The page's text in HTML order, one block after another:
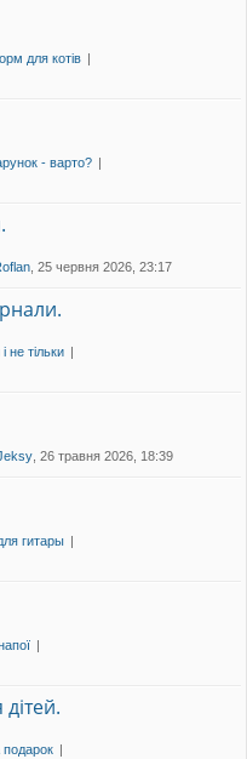
для котів
- варто?
, 25 червня 2026, 23:17
не тільки
, 26 травня 2026, 18:39
гитары